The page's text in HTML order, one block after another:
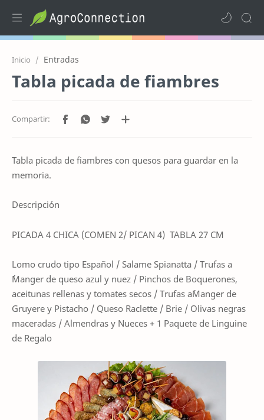
Inicio Entradas
Tabla picada de fiambres
Tabla picada de fiambres con quesos para guardar en la
memoria.
Descripción
PICADA 4 CHICA (COMEN 2/ PICAN 4) TABLA 27 CM
Lomo crudo tipo Español / Salame Spianatta / Trufas a
´Manger de queso azul y nuez / Pinchos de Boquerones,
aceitunas rellenas y tomates secos / Trufas a´Manger de
Gruyere y Pistacho / Queso Raclette / Brie / Olivas negras
maceradas / Almendras y Nueces + 1 Paquete de Linguine
de Regalo